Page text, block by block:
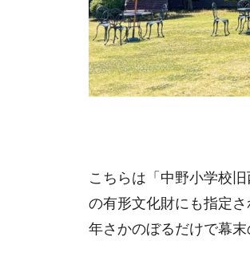
こちらは「中野小学校
の有形文化財にも指定
年さかのぼるだけで幕